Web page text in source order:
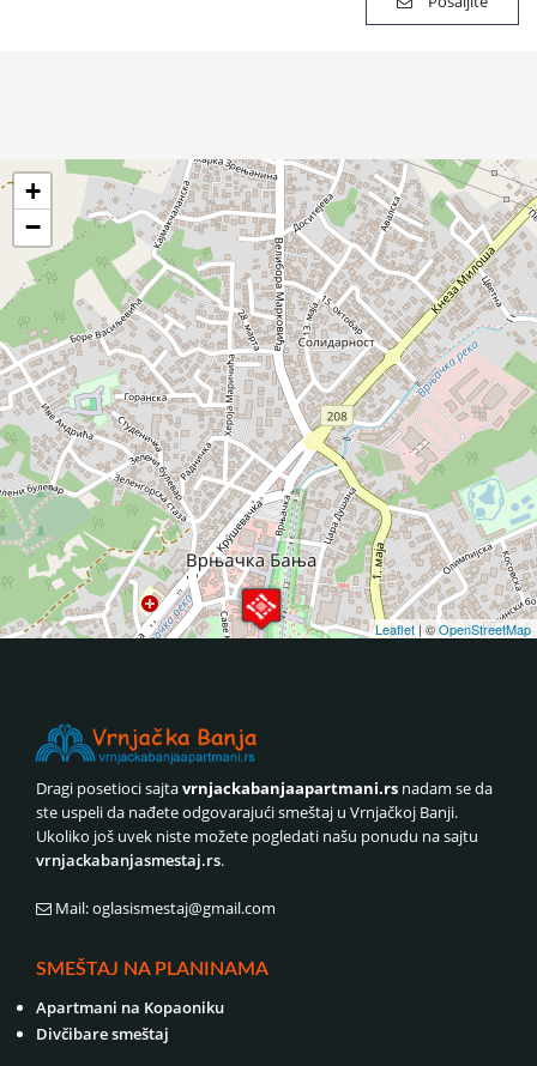
+
−
Leaflet| ©OpenStreetMap
Dragi posetioci sajtavrnjackabanjaapartmani.rs nadam se da
ste uspeli da nađete odgovarajući smeštaj u Vrnjačkoj Banji.
Ukoliko još uvek niste možete pogledati našu ponudu na sajtu
vrnjackabanjasmestaj.rs.
Mail: oglasismestaj@gmail.com
SMEŠTAJ NA PLANINAMA
Apartmani na Kopaoniku
Divčibare smeštaj